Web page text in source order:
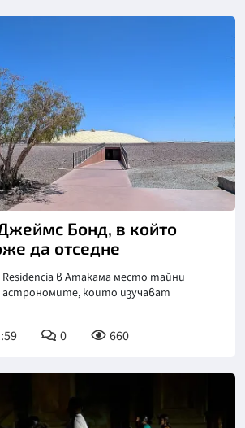
Бонд, в който
да отседне
в Атакама место тайни
които изучават
0 660